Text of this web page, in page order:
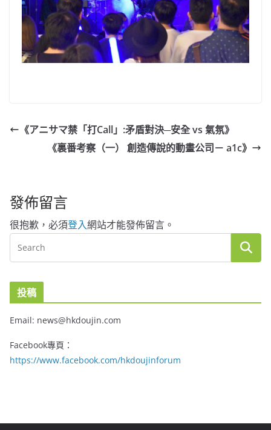
《アニサマ禁「打Call」:矛盾對決─安全 vs 氣氛》
《裏番考察（一） 創造傳說的動畫公司－ a1c》
發佈留言
很抱歉，必須登入網站才能發佈留言。
投稿
Email: news@hkdoujin.com
Facebook專頁：
https://www.facebook.com/hkdoujinforum